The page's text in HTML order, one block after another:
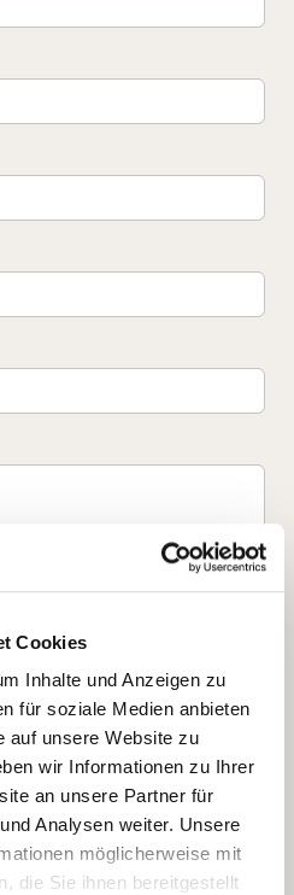
Cookies
Inhalte und Anzeigen zu
für soziale Medien anbieten
auf unsere Website zu
wir Informationen zu Ihrer
an unsere Partner für
Analysen weiter. Unsere
möglicherweise mit
die Sie ihnen bereitgestellt
meine personenbezogenen Daten
der Kontaktanfrage
Garitz Bewirtschaftungsbetriebe
2, 97688 Bad Kissingen
für das Stellenangebot
weitergegeben
ich jederzeit gegenüber dem